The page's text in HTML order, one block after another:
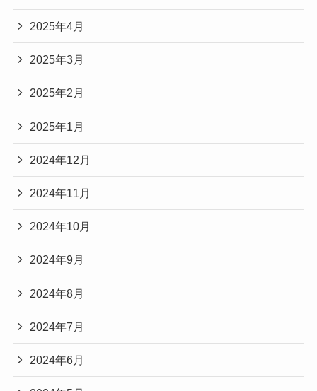
2025年4月
2025年3月
2025年2月
2025年1月
2024年12月
2024年11月
2024年10月
2024年9月
2024年8月
2024年7月
2024年6月